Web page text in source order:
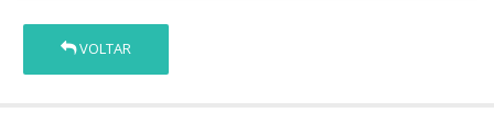
VOLTAR